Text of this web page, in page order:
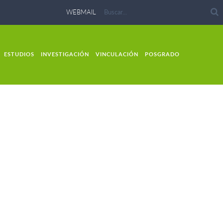
WEBMAIL
ESTUDIOS INVESTIGACIÓN VINCULACIÓN POSGRADO